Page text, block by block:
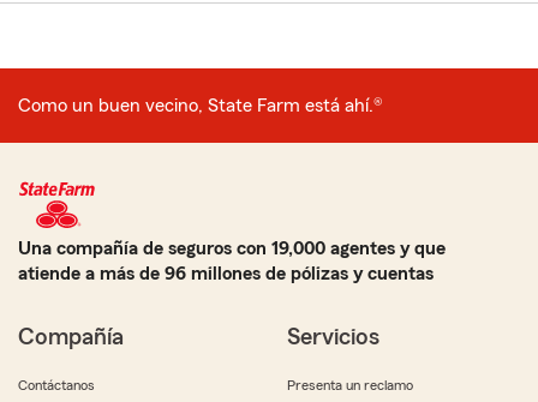
Como un buen vecino, State Farm está ahí.®
Una compañía de seguros con 19,000 agentes y que
atiende a más de 96 millones de pólizas y cuentas
Compañía
Contáctanos
Servicios
Presenta un reclamo